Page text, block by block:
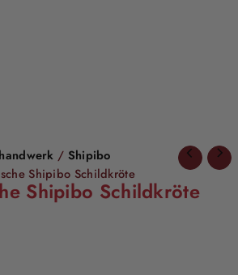
/ Shipibo
Shipibo Schildkröte
Shipibo Schildkröte